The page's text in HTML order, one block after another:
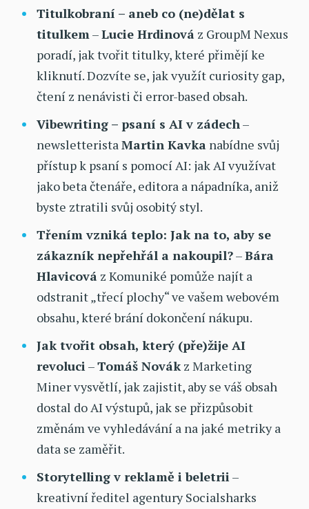
Titulkobraní – aneb co (ne)dělat s
titulkem–Lucie Hrdinová z GroupM Nexus
poradí, jak tvořit titulky, které přimějí ke
kliknutí. Dozvíte se, jak využít curiosity gap,
čtení z nenávisti či error-based obsah.
Vibewriting – psaní s AI v zádech–
newsletteristaMartin Kavka nabídne svůj
přístup k psaní s pomocí AI: jak AI využívat
jako beta čtenáře, editora a nápadníka, aniž
byste ztratili svůj osobitý styl.
Třením vzniká teplo: Jak na to, aby se
zákazník nepřehřál a nakoupil?–Bára
Hlavicová z Komuniké pomůže najít a
odstranit „třecí plochy“ ve vašem webovém
obsahu, které brání dokončení nákupu.
Jak tvořit obsah, který (pře)žije AI
revoluci–Tomáš Novákz Marketing
Miner vysvětlí, jak zajistit, aby se váš obsah
dostal do AI výstupů, jak se přizpůsobit
změnám ve vyhledávání a na jaké metriky a
data se zaměřit.
Storytelling v reklamě i beletrii–
kreativní ředitel agentury Socialsharks